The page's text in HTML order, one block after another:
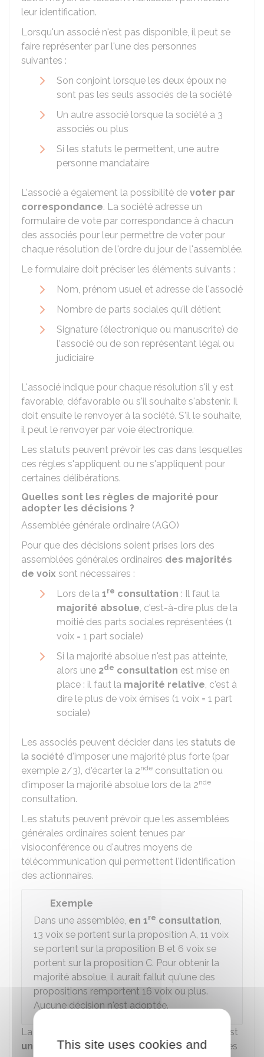
leur identification.
Lorsqu'un associé n'est pas disponible, il peut se
faire représenter par l'une des personnes
suivantes :
Son conjoint lorsque les deux époux ne
sont pas les seuls associés de la société
Un autre associé lorsque la société a 3
associés ou plus
Si les statuts le permettent, une autre
personne mandataire
L'associé a également la possibilité de voter par
correspondance. La société adresse un
formulaire de vote par correspondance à chacun
des associés pour leur permettre de voter pour
chaque résolution de l'ordre du jour de l'assemblée.
Le formulaire doit préciser les éléments suivants :
Nom, prénom usuel et adresse de l'associé
Nombre de parts sociales qu'il détient
Signature (électronique ou manuscrite) de
l'associé ou de son représentant légal ou
judiciaire
L'associé indique pour chaque résolution s'il y est
favorable, défavorable ou s'il souhaite s'abstenir. Il
doit ensuite le renvoyer à la société. S'il le souhaite,
il peut le renvoyer par voie électronique.
Les statuts peuvent prévoir les cas dans lesquelles
ces règles s'appliquent ou ne s'appliquent pour
certaines délibérations.
Quelles sont les règles de majorité pour
adopter les décisions ?
Assemblée générale ordinaire (AGO)
Pour que des décisions soient prises lors des
assemblées générales ordinaires des majorités
de voix sont nécessaires :
Lors de la 1re consultation : Il faut la
majorité absolue, c'est-à-dire plus de la
moitié des parts sociales représentées (1
voix = 1 part sociale)
Si la majorité absolue n'est pas atteinte,
alors une 2de consultation est mise en
place : il faut la majorité relative, c'est à
dire le plus de voix émises (1 voix = 1 part
sociale)
Les associés peuvent décider dans les statuts de
la société d'imposer une majorité plus forte (par
exemple 2/3), d'écarter la 2nde consultation ou
d'imposer la majorité absolue lors de la 2nde
consultation.
Les statuts peuvent prévoir que les assemblées
générales ordinaires soient tenues par
visioconférence ou d'autres moyens de
télécommunication qui permettent l'identification
des actionnaires.
Exemple
Dans une assemblée, en 1re consultation,
13 voix se portent sur la proposition A, 11 voix
se portent sur la proposition B et 6 voix se
portent sur la proposition C. Pour obtenir la
majorité absolue, il aurait fallut qu'une des
propositions remportent 16 voix ou plus.
Aucune décision n'est adoptée.
La réunion d'une assemblée générale ordinaire est
uniquement obligatoire pour l'approbation des
This site uses cookies and